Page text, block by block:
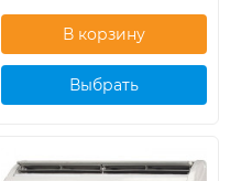
Выбрать